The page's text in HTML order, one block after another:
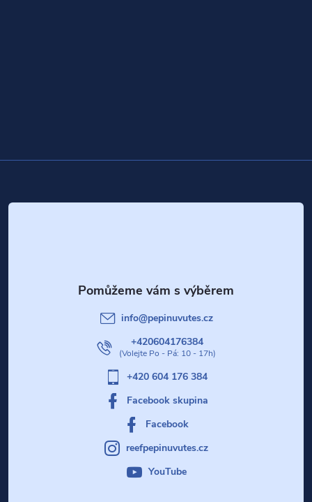
á
info@pepinuvutes.cz
+420604176384
+420 604 176 384
Facebook skupina
Facebook
reefpepinuvutes.cz
YouTube